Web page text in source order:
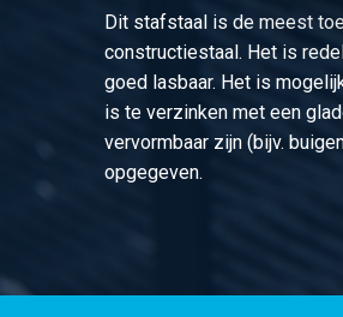
Dit stafstaal is de meest
constructiestaal. Het is
goed lasbaar. Het is
is te verzinken met een
vervormbaar zijn (bijv.
opgegeven.